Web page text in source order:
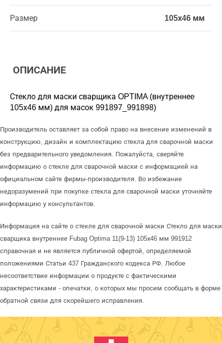
Размер 105х46 мм
ОПИСАНИЕ
Стекло для маски сварщика OPTIMA (внутреннеe
105х46 мм) для масок 991897_991898)
Производитель оставляет за собой право на внесение изменений в
конструкцию, дизайн и комплектацию стекла для сварочной маски
без предварительного уведомления. Пожалуйста, сверяйте
информацию о стекле для сварочной маски с информацией на
официальном сайте фирмы-производителя. Во избежание
недоразумений при покупке стекла для сварочной маски уточняйте
информацию у консультантов.
Информация на сайте о стекле для сварочной маски Стекло для маски
сварщика внутреннее Fubag Optima 11(9-13) 105х46 мм 991912
справочная и не является публичной офертой, определяемой
положениями Статьи 437 Гражданского кодекса РФ. Любое
несоответствие информации о продукте с фактическими
характеристиками - опечатки, о которых мы просим сообщать в форме
обратной связи для скорейшего исправления.